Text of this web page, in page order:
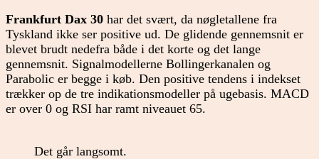
Frankfurt Dax 30 har det svært, da nøgletallene fra
Tyskland ikke ser positive ud. De glidende gennemsnit er
blevet brudt nedefra både i det korte og det lange
gennemsnit. Signalmodellerne Bollingerkanalen og
Parabolic er begge i køb. Den positive tendens i indekset
trækker op de tre indikationsmodeller på ugebasis. MACD
er over 0 og RSI har ramt niveauet 65.
Det går langsomt.